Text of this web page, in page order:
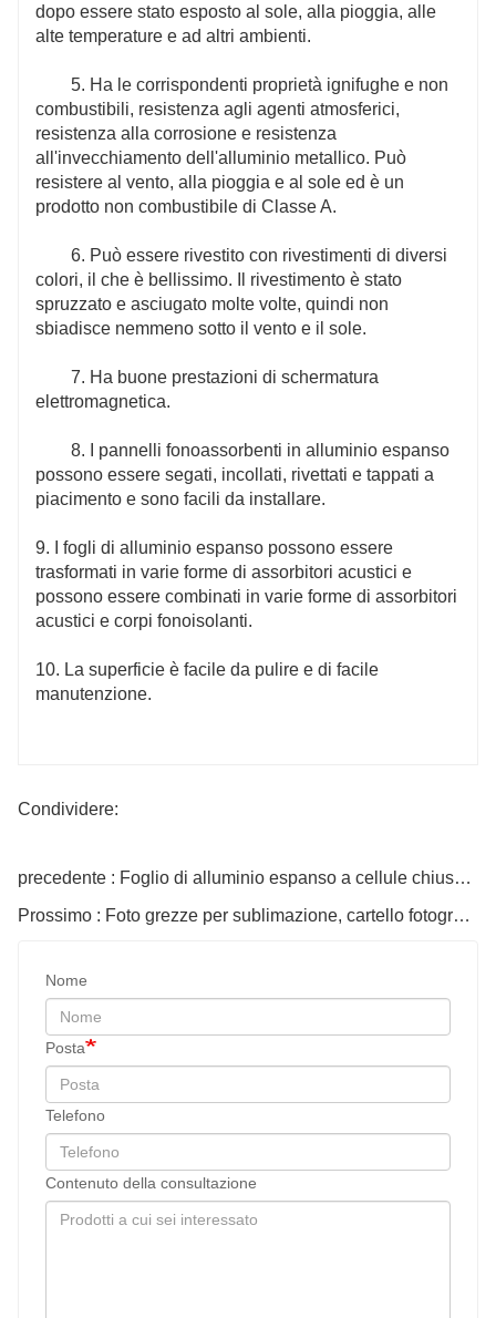
dopo essere stato esposto al sole, alla pioggia, alle
alte temperature e ad altri ambienti.
5. Ha le corrispondenti proprietà ignifughe e non
combustibili, resistenza agli agenti atmosferici,
resistenza alla corrosione e resistenza
all'invecchiamento dell'alluminio metallico. Può
resistere al vento, alla pioggia e al sole ed è un
prodotto non combustibile di Classe A.
6. Può essere rivestito con rivestimenti di diversi
colori, il che è bellissimo. Il rivestimento è stato
spruzzato e asciugato molte volte, quindi non
sbiadisce nemmeno sotto il vento e il sole.
7. Ha buone prestazioni di schermatura
elettromagnetica.
8. I pannelli fonoassorbenti in alluminio espanso
possono essere segati, incollati, rivettati e tappati a
piacimento e sono facili da installare.
9. I fogli di alluminio espanso possono essere
trasformati in varie forme di assorbitori acustici e
possono essere combinati in varie forme di assorbitori
acustici e corpi fonoisolanti.
10. La superficie è facile da pulire e di facile
manutenzione.
Condividere:
precedente : Foglio di alluminio espanso a cellule chiuse per barriera acustica
Prossimo : Foto grezze per sublimazione, cartello fotografico per sublimazione in alluminio da 8 x 10 pollici, cornice per poster da parete in lamiera metallica per camera
Nome
Posta
Telefono
Contenuto della consultazione